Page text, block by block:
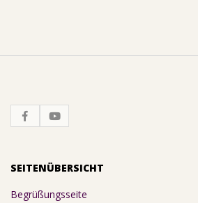
SEITENÜBERSICHT
Begrüßungsseite